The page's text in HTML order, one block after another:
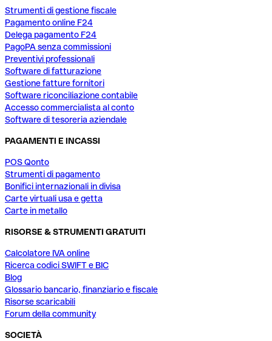
Strumenti di gestione fiscale
Pagamento online F24
Delega pagamento F24
PagoPA senza commissioni
Preventivi professionali
Software di fatturazione
Gestione fatture fornitori
Software riconciliazione contabile
Accesso commercialista al conto
Software di tesoreria aziendale
PAGAMENTI E INCASSI
POS Qonto
Strumenti di pagamento
Bonifici internazionali in divisa
Carte virtuali usa e getta
Carte in metallo
RISORSE & STRUMENTI GRATUITI
Calcolatore IVA online
Ricerca codici SWIFT e BIC
Blog
Glossario bancario, finanziario e fiscale
Risorse scaricabili
Forum della community
SOCIETÀ